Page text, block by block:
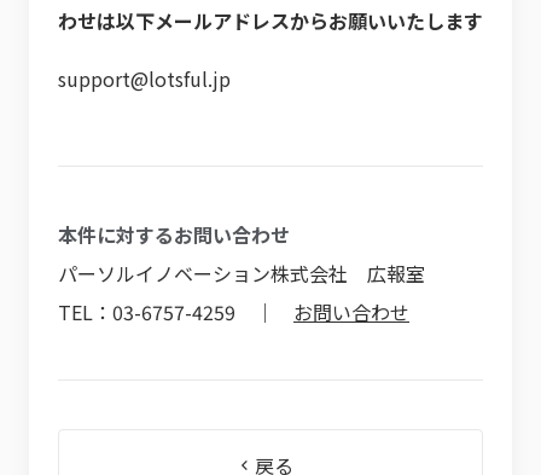
わせは以下メールアドレスからお願いいたします
support@lotsful.jp
本件に対するお問い合わせ
パーソルイノベーション株式会社 広報室
TEL：03-6757-4259 ｜ お問い合わせ
戻る